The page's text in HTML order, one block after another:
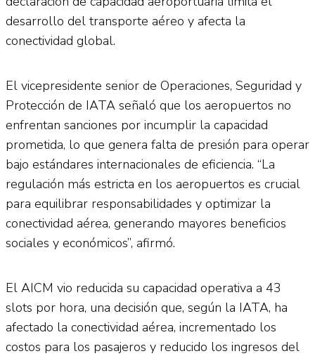
desarrollo del transporte aéreo y afecta la
conectividad global.
El vicepresidente senior de Operaciones, Seguridad y
Protección de IATA señaló que los aeropuertos no
enfrentan sanciones por incumplir la capacidad
prometida, lo que genera falta de presión para operar
bajo estándares internacionales de eficiencia. “La
regulación más estricta en los aeropuertos es crucial
para equilibrar responsabilidades y optimizar la
conectividad aérea, generando mayores beneficios
sociales y económicos”, afirmó.
El AICM vio reducida su capacidad operativa a 43
slots por hora, una decisión que, según la IATA, ha
afectado la conectividad aérea, incrementado los
costos para los pasajeros y reducido los ingresos del